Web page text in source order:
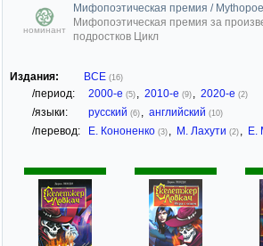
номинант
Мифопоэтическая премия /
Мифопоэтическая премия за
подростков Цикл
Издания: ВСЕ (16)
/период: 2000-е (5) 2010-е (9) 2020-е (2)
/языки: русский (6) английский (10)
/перевод: Е. Кононенко (3) М. Лахути (2) Е.